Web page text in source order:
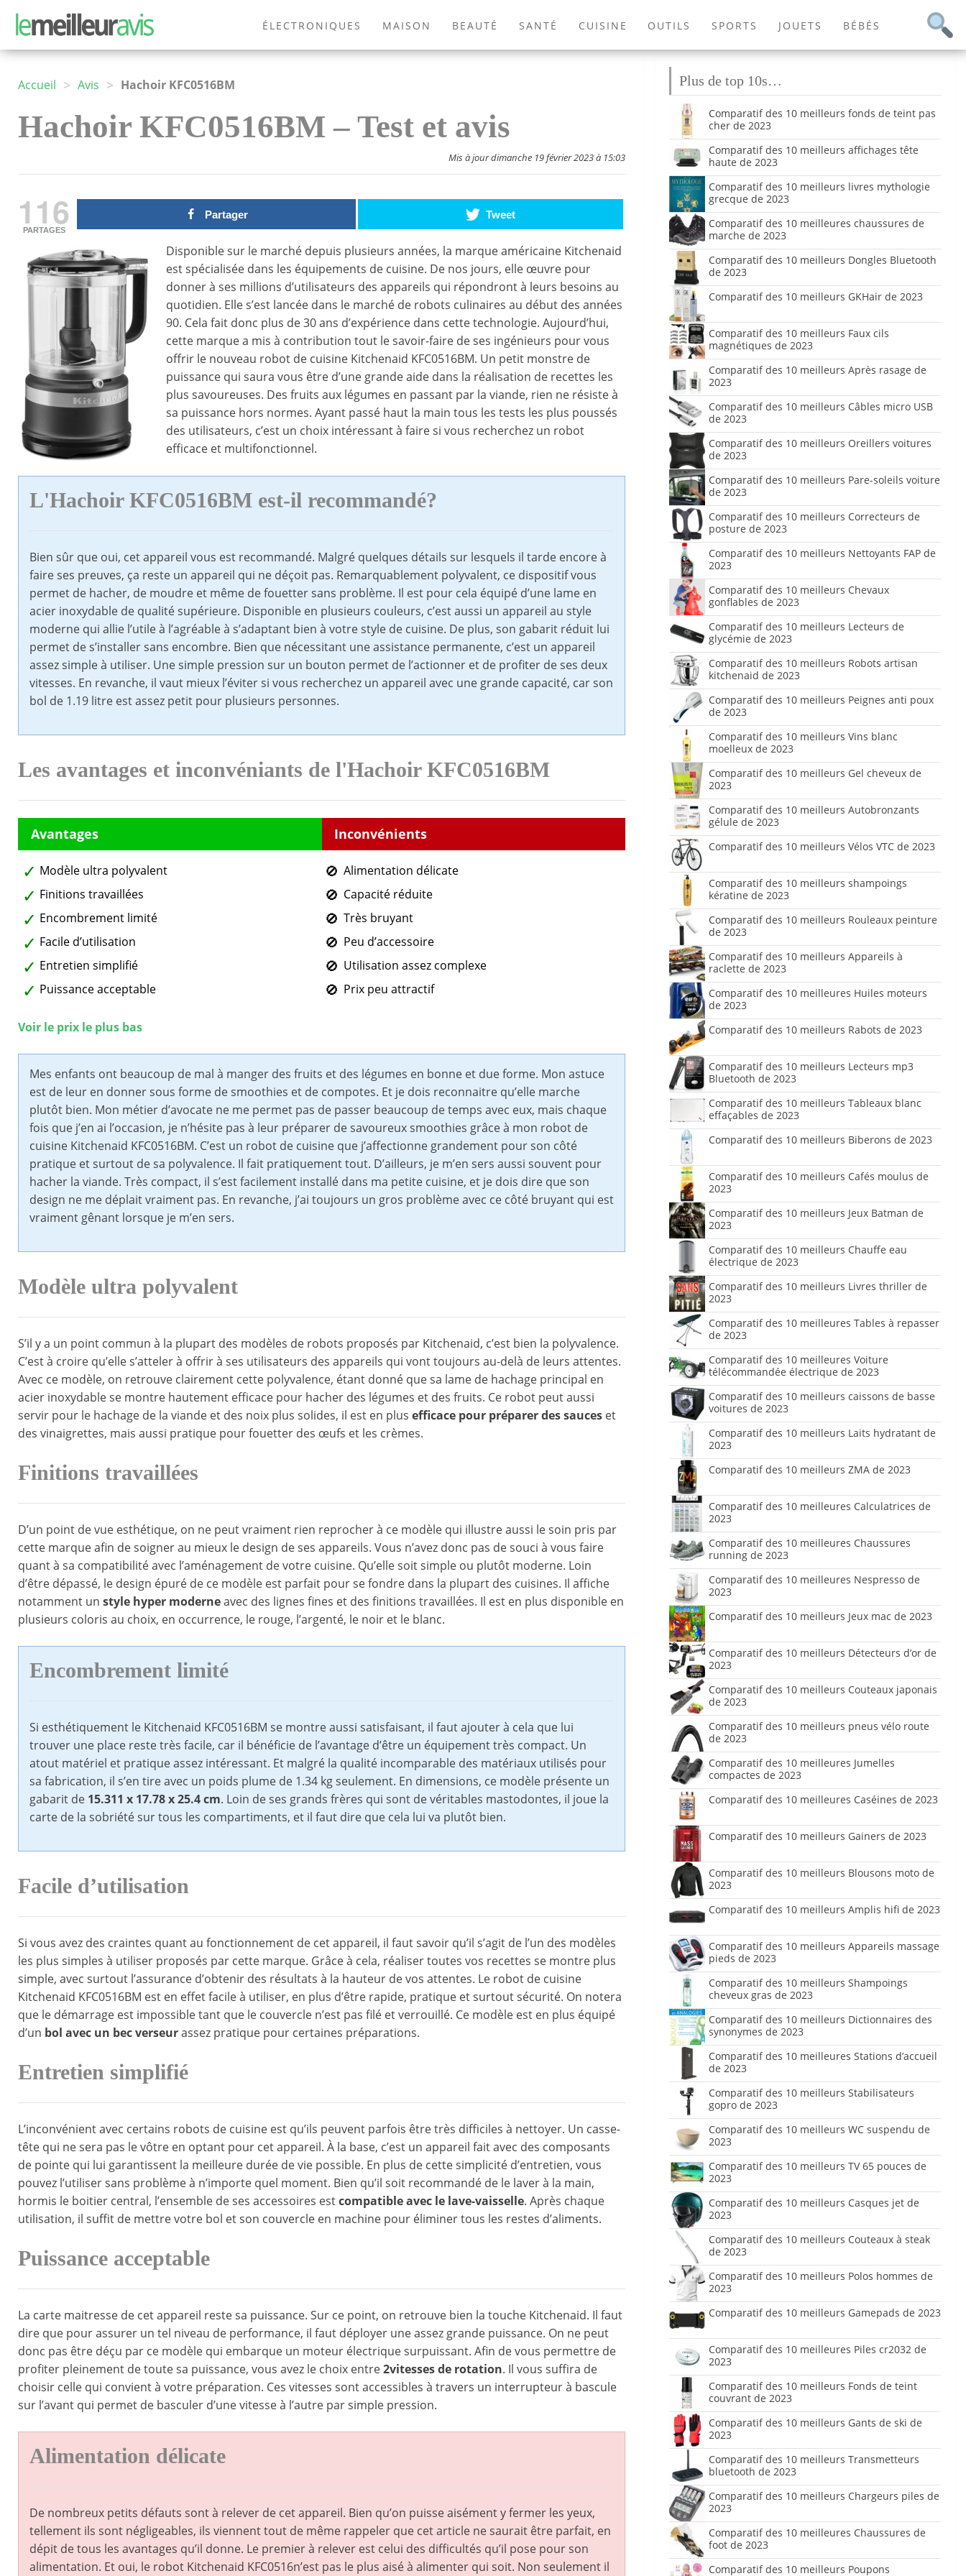
ÉLECTRONIQUES MAISON BEAUTÉ SANTÉ CUISINE OUTILS SPORTS JOUETS BÉBÉS
MODE EXTÉRIEUR ANIMAUX JEUX VIDÉOS LIVRES
Accueil > Avis > Hachoir KFC0516BM
Hachoir KFC0516BM – Test et avis
Mis à jour dimanche 19 février 2023 à 15:03
116
PARTAGES
Partager Tweet
Disponible sur le marché depuis plusieurs années, la marque américaine Kitchenaid
est spécialisée dans les équipements de cuisine. De nos jours, elle œuvre pour
donner à ses millions d’utilisateurs des appareils qui répondront à leurs besoins au
quotidien. Elle s’est lancée dans le marché de robots culinaires au début des années
90. Cela fait donc plus de 30 ans d’expérience dans cette technologie. Aujourd’hui,
cette marque a mis à contribution tout le savoir-faire de ses ingénieurs pour vous
offrir le nouveau robot de cuisine Kitchenaid KFC0516BM. Un petit monstre de
puissance qui saura vous être d’une grande aide dans la réalisation de recettes les
plus savoureuses. Des fruits aux légumes en passant par la viande, rien ne résiste à
sa puissance hors normes. Ayant passé haut la main tous les tests les plus poussés
des utilisateurs, c’est un choix intéressant à faire si vous recherchez un robot
efficace et multifonctionnel.
L'Hachoir KFC0516BM est-il recommandé?
Bien sûr que oui, cet appareil vous est recommandé. Malgré quelques détails sur lesquels il tarde encore à
faire ses preuves, ça reste un appareil qui ne déçoit pas. Remarquablement polyvalent, ce dispositif vous
permet de hacher, de moudre et même de fouetter sans problème. Il est pour cela équipé d’une lame en
acier inoxydable de qualité supérieure. Disponible en plusieurs couleurs, c’est aussi un appareil au style
moderne qui allie l’utile à l’agréable à s’adaptant bien à votre style de cuisine. De plus, son gabarit réduit lui
permet de s’installer sans encombre. Bien que nécessitant une assistance permanente, c’est un appareil
assez simple à utiliser. Une simple pression sur un bouton permet de l’actionner et de profiter de ses deux
vitesses. En revanche, il vaut mieux l’éviter si vous recherchez un appareil avec une grande capacité, car son
bol de 1.19 litre est assez petit pour plusieurs personnes.
Les avantages et inconvéniants de l'Hachoir KFC0516BM
Modèle ultra polyvalent
Finitions travaillées
Encombrement limité
Facile d’utilisation
Entretien simplifié
Puissance acceptable
Alimentation délicate
Capacité réduite
Très bruyant
Peu d’accessoire
Utilisation assez complexe
Prix peu attractif
Voir le prix le plus bas
Mes enfants ont beaucoup de mal à manger des fruits et des légumes en bonne et due forme. Mon astuce
est de leur en donner sous forme de smoothies et de compotes. Et je dois reconnaitre qu’elle marche
plutôt bien. Mon métier d’avocate ne me permet pas de passer beaucoup de temps avec eux, mais chaque
fois que j’en ai l’occasion, je n’hésite pas à leur préparer de savoureux smoothies grâce à mon robot de
cuisine Kitchenaid KFC0516BM. C’est un robot de cuisine que j’affectionne grandement pour son côté
pratique et surtout de sa polyvalence. Il fait pratiquement tout. D’ailleurs, je m’en sers aussi souvent pour
hacher la viande. Très compact, il s’est facilement installé dans ma petite cuisine, et je dois dire que son
design ne me déplait vraiment pas. En revanche, j’ai toujours un gros problème avec ce côté bruyant qui est
vraiment gênant lorsque je m’en sers.
Modèle ultra polyvalent
S’il y a un point commun à la plupart des modèles de robots proposés par Kitchenaid, c’est bien la polyvalence.
C’est à croire qu’elle s’atteler à offrir à ses utilisateurs des appareils qui vont toujours au-delà de leurs attentes.
Avec ce modèle, on retrouve clairement cette polyvalence, étant donné que sa lame de hachage principal en
acier inoxydable se montre hautement efficace pour hacher des légumes et des fruits. Ce robot peut aussi
servir pour le hachage de la viande et des noix plus solides, il est en plus efficace pour préparer des sauces et
des vinaigrettes, mais aussi pratique pour fouetter des œufs et les crèmes.
Finitions travaillées
D’un point de vue esthétique, on ne peut vraiment rien reprocher à ce modèle qui illustre aussi le soin pris par
cette marque afin de soigner au mieux le design de ses appareils. Vous n’avez donc pas de souci à vous faire
quant à sa compatibilité avec l’aménagement de votre cuisine. Qu’elle soit simple ou plutôt moderne. Loin
d’être dépassé, le design épuré de ce modèle est parfait pour se fondre dans la plupart des cuisines. Il affiche
notamment un style hyper moderneavec des lignes fines et des finitions travaillées. Il est en plus disponible en
plusieurs coloris au choix, en occurrence, le rouge, l’argenté, le noir et le blanc.
Encombrement limité
Si esthétiquement le Kitchenaid KFC0516BM se montre aussi satisfaisant, il faut ajouter à cela que lui
trouver une place reste très facile, car il bénéficie de l’avantage d’être un équipement très compact. Un
atout matériel et pratique assez intéressant. Et malgré la qualité incomparable des matériaux utilisés pour
sa fabrication, il s’en tire avec un poids plume de 1.34 kg seulement. En dimensions, ce modèle présente un
gabarit de 15.311 x 17.78 x 25.4 cm. Loin de ses grands frères qui sont de véritables mastodontes, il joue la
carte de la sobriété sur tous les compartiments, et il faut dire que cela lui va plutôt bien.
Facile d’utilisation
Si vous avez des craintes quant au fonctionnement de cet appareil, il faut savoir qu’il s’agit de l’un des modèles
les plus simples à utiliser proposés par cette marque. Grâce à cela, réaliser toutes vos recettes se montre plus
simple, avec surtout l’assurance d’obtenir des résultats à la hauteur de vos attentes. Le robot de cuisine
Kitchenaid KFC0516BM est en effet facile à utiliser, en plus d’être rapide, pratique et surtout sécurité. On notera
que le démarrage est impossible tant que le couvercle n’est pas filé et verrouillé. Ce modèle est en plus équipé
d’un bol avec un bec verseurassez pratique pour certaines préparations.
Entretien simplifié
L’inconvénient avec certains robots de cuisine est qu’ils peuvent parfois être très difficiles à nettoyer. Un casse-
tête qui ne sera pas le vôtre en optant pour cet appareil. À la base, c’est un appareil fait avec des composants
de pointe qui lui garantissent la meilleure durée de vie possible. En plus de cette simplicité d’entretien, vous
pouvez l’utiliser sans problème à n’importe quel moment. Bien qu’il soit recommandé de le laver à la main,
hormis le boitier central, l’ensemble de ses accessoires estcompatible avec le lave-vaisselle. Après chaque
utilisation, il suffit de mettre votre bol et son couvercle en machine pour éliminer tous les restes d’aliments.
Puissance acceptable
La carte maitresse de cet appareil reste sa puissance. Sur ce point, on retrouve bien la touche Kitchenaid. Il faut
dire que pour assurer un tel niveau de performance, il faut déployer une assez grande puissance. On ne peut
donc pas être déçu par ce modèle qui embarque un moteur électrique surpuissant. Afin de vous permettre de
profiter pleinement de toute sa puissance, vous avez le choix entre2vitesses de rotation. Il vous suffira de
choisir celle qui convient à votre préparation. Ces vitesses sont accessibles à travers un interrupteur à bascule
sur l’avant qui permet de basculer d’une vitesse à l’autre par simple pression.
Alimentation délicate
De nombreux petits défauts sont à relever de cet appareil. Bien qu’on puisse aisément y fermer les yeux,
tellement ils sont négligeables, ils viennent tout de même rappeler que cet article ne saurait être parfait, en
dépit de tous les avantages qu’il donne. Le premier à relever est celui des difficultés qu’il pose pour son
alimentation. Et oui, le robot Kitchenaid KFC0516n’est pas le plus aisé à alimenter qui soit. Non seulement il
Plus de top 10s…
Comparatif des 10 meilleurs fonds de teint pas
cher de 2023
Comparatif des 10 meilleurs affichages tête
haute de 2023
Comparatif des 10 meilleurs livres mythologie
grecque de 2023
Comparatif des 10 meilleures chaussures de
marche de 2023
Comparatif des 10 meilleurs Dongles Bluetooth
de 2023
Comparatif des 10 meilleurs GKHair de 2023
Comparatif des 10 meilleurs Faux cils
magnétiques de 2023
Comparatif des 10 meilleurs Après rasage de
2023
Comparatif des 10 meilleurs Câbles micro USB
de 2023
Comparatif des 10 meilleurs Oreillers voitures
de 2023
Comparatif des 10 meilleurs Pare-soleils voiture
de 2023
Comparatif des 10 meilleurs Correcteurs de
posture de 2023
Comparatif des 10 meilleurs Nettoyants FAP de
2023
Comparatif des 10 meilleurs Chevaux
gonflables de 2023
Comparatif des 10 meilleurs Lecteurs de
glycémie de 2023
Comparatif des 10 meilleurs Robots artisan
kitchenaid de 2023
Comparatif des 10 meilleurs Peignes anti poux
de 2023
Comparatif des 10 meilleurs Vins blanc
moelleux de 2023
Comparatif des 10 meilleurs Gel cheveux de
2023
Comparatif des 10 meilleurs Autobronzants
gélule de 2023
Comparatif des 10 meilleurs Vélos VTC de 2023
Comparatif des 10 meilleurs shampoings
kératine de 2023
Comparatif des 10 meilleurs Rouleaux peinture
de 2023
Comparatif des 10 meilleurs Appareils à
raclette de 2023
Comparatif des 10 meilleures Huiles moteurs
de 2023
Comparatif des 10 meilleurs Rabots de 2023
Comparatif des 10 meilleurs Lecteurs mp3
Bluetooth de 2023
Comparatif des 10 meilleurs Tableaux blanc
effaçables de 2023
Comparatif des 10 meilleurs Biberons de 2023
Comparatif des 10 meilleurs Cafés moulus de
2023
Comparatif des 10 meilleurs Jeux Batman de
2023
Comparatif des 10 meilleurs Chauffe eau
électrique de 2023
Comparatif des 10 meilleurs Livres thriller de
2023
Comparatif des 10 meilleures Tables à repasser
de 2023
Comparatif des 10 meilleures Voiture
télécommandée électrique de 2023
Comparatif des 10 meilleurs caissons de basse
voitures de 2023
Comparatif des 10 meilleurs Laits hydratant de
2023
Comparatif des 10 meilleurs ZMA de 2023
Comparatif des 10 meilleures Calculatrices de
2023
Comparatif des 10 meilleures Chaussures
running de 2023
Comparatif des 10 meilleures Nespresso de
2023
Comparatif des 10 meilleurs Jeux mac de 2023
Comparatif des 10 meilleurs Détecteurs d’or de
2023
Comparatif des 10 meilleurs Couteaux japonais
de 2023
Comparatif des 10 meilleurs pneus vélo route
de 2023
Comparatif des 10 meilleures Jumelles
compactes de 2023
Comparatif des 10 meilleures Caséines de 2023
Comparatif des 10 meilleurs Gainers de 2023
Comparatif des 10 meilleurs Blousons moto de
2023
Comparatif des 10 meilleurs Amplis hifi de 2023
Comparatif des 10 meilleurs Appareils massage
pieds de 2023
Comparatif des 10 meilleurs Shampoings
cheveux gras de 2023
Comparatif des 10 meilleurs Dictionnaires des
synonymes de 2023
Comparatif des 10 meilleures Stations d’accueil
de 2023
Comparatif des 10 meilleurs Stabilisateurs
gopro de 2023
Comparatif des 10 meilleurs WC suspendu de
2023
Comparatif des 10 meilleurs TV 65 pouces de
2023
Comparatif des 10 meilleurs Casques jet de
2023
Comparatif des 10 meilleurs Couteaux à steak
de 2023
Comparatif des 10 meilleurs Polos hommes de
2023
Comparatif des 10 meilleurs Gamepads de 2023
Comparatif des 10 meilleures Piles cr2032 de
2023
Comparatif des 10 meilleurs Fonds de teint
couvrant de 2023
Comparatif des 10 meilleurs Gants de ski de
2023
Comparatif des 10 meilleurs Transmetteurs
bluetooth de 2023
Comparatif des 10 meilleurs Chargeurs piles de
2023
Comparatif des 10 meilleures Chaussures de
foot de 2023
Comparatif des 10 meilleurs Poupons